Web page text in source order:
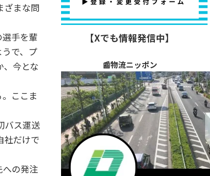
ざまな問
手を輩
で、プ
、今とな
ここま
バス運送
社だけで
の発注
【Xでも情報発信中】
📰物流ニッポン